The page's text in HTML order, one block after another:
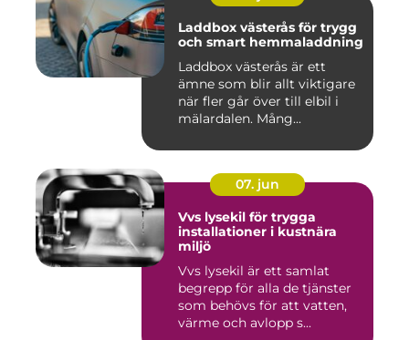
Laddbox västerås för trygg
och smart hemmaladdning
Laddbox västerås är ett
ämne som blir allt viktigare
när fler går över till elbil i
mälardalen. Mång...
07. jun
Vvs lysekil för trygga
installationer i kustnära
miljö
Vvs lysekil är ett samlat
begrepp för alla de tjänster
som behövs för att vatten,
värme och avlopp s...